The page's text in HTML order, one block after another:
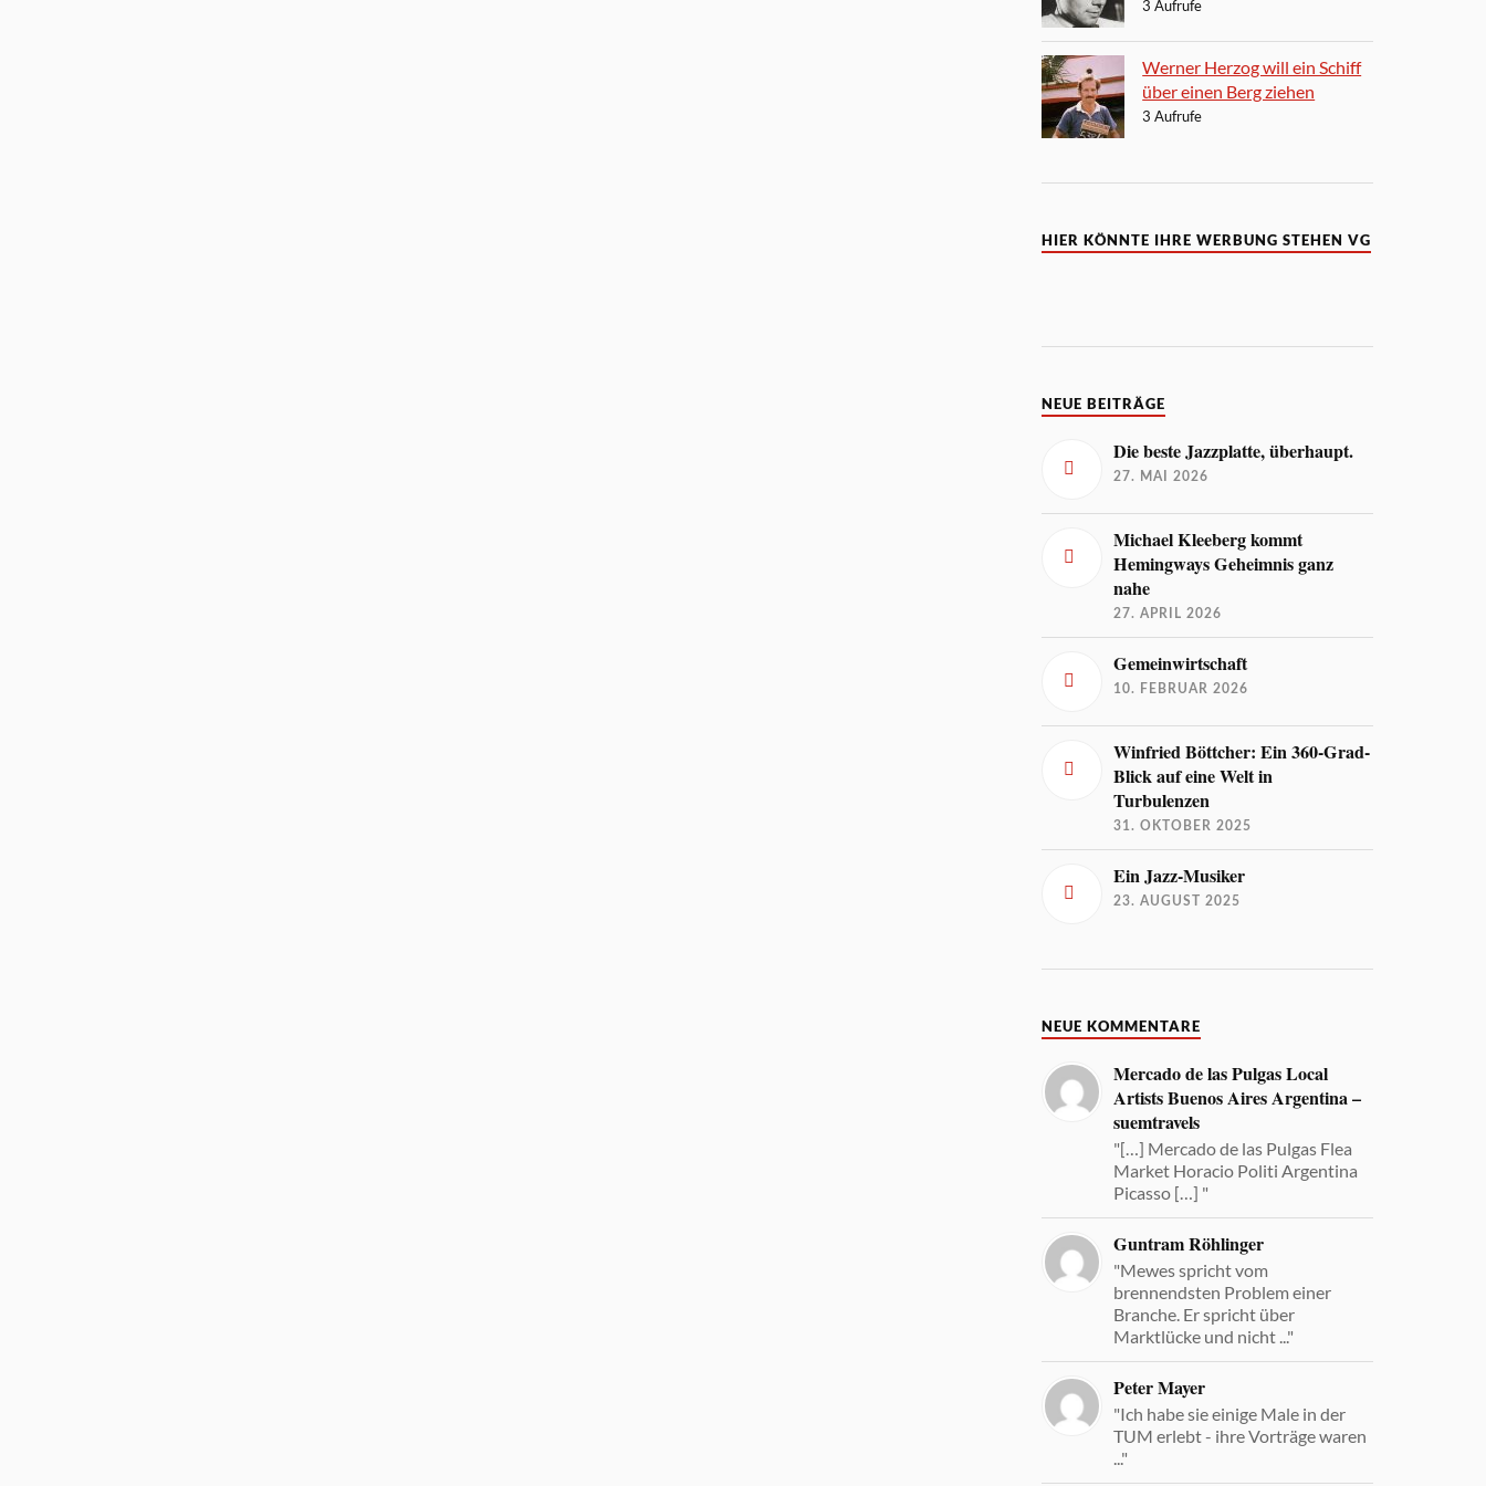
3 Aufrufe
Werner Herzog will ein Schiff
über einen Berg ziehen
3 Aufrufe
HIER KÖNNTE IHRE WERBUNG STEHEN VG
NEUE BEITRÄGE
Die beste Jazzplatte, überhaupt.
27. MAI 2026
Michael Kleeberg kommt
Hemingways Geheimnis ganz
nahe
27. APRIL 2026
Gemeinwirtschaft
10. FEBRUAR 2026
Winfried Böttcher: Ein 360-Grad-
Blick auf eine Welt in
Turbulenzen
31. OKTOBER 2025
Ein Jazz-Musiker
23. AUGUST 2025
NEUE KOMMENTARE
Mercado de las Pulgas Local
Artists Buenos Aires Argentina –
suemtravels
"[…] Mercado de las Pulgas Flea
Market Horacio Politi Argentina
Picasso […] "
Guntram Röhlinger
"Mewes spricht vom
brennendsten Problem einer
Branche. Er spricht über
Marktlücke und nicht ..."
Peter Mayer
"Ich habe sie einige Male in der
TUM erlebt - ihre Vorträge waren
..."